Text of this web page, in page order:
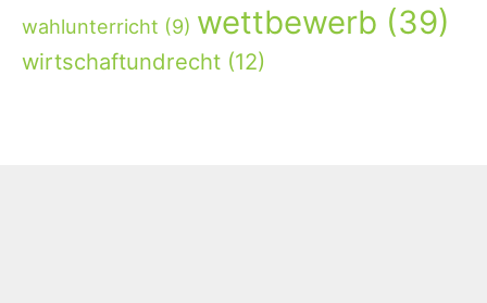
wahlunterricht (9) wettbewerb (39)
wirtschaftundrecht (12)